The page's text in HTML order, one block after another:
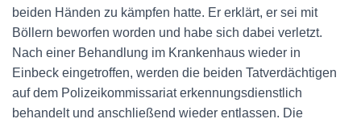
beiden Händen zu kämpfen hatte. Er erklärt, er sei mit
Böllern beworfen worden und habe sich dabei verletzt.
Nach einer Behandlung im Krankenhaus wieder in
Einbeck eingetroffen, werden die beiden Tatverdächtigen
auf dem Polizeikommissariat erkennungsdienstlich
behandelt und anschließend wieder entlassen. Die